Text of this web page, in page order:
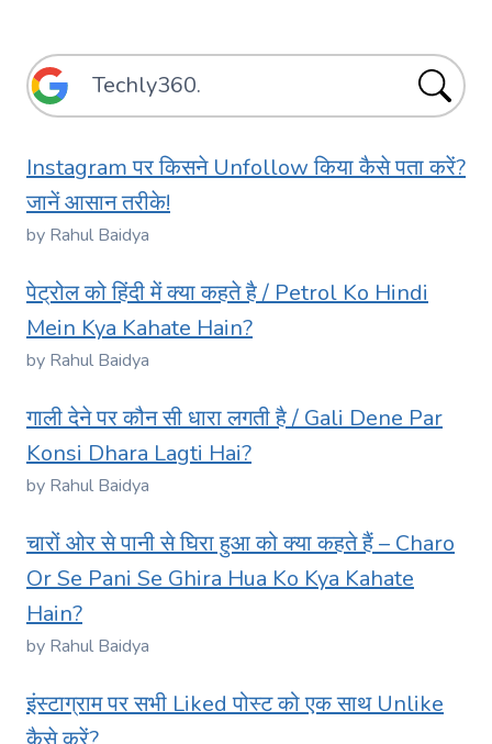
Instagram पर किसने Unfollow किया कैसे पता करें?
जानें आसान तरीके!
by Rahul Baidya
पेट्रोल को हिंदी में क्या कहते है / Petrol Ko Hindi
Mein Kya Kahate Hain?
by Rahul Baidya
गाली देने पर कौन सी धारा लगती है / Gali Dene Par
Konsi Dhara Lagti Hai?
by Rahul Baidya
चारों ओर से पानी से घिरा हुआ को क्या कहते हैं – Charo
Or Se Pani Se Ghira Hua Ko Kya Kahate
Hain?
by Rahul Baidya
इंस्टाग्राम पर सभी Liked पोस्ट को एक साथ Unlike